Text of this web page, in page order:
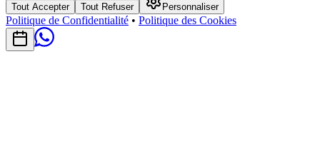
Tout Accepter Tout Refuser Personnaliser
Politique de Confidentialité • Politique des Cookies